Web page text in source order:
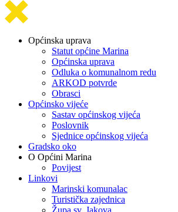
Općinska uprava
Statut općine Marina
Općinska uprava
Odluka o komunalnom redu
ARKOD potvrde
Obrasci
Općinsko vijeće
Sastav općinskog vijeća
Poslovnik
Sjednice općinskog vijeća
Gradsko oko
O Općini Marina
Povijest
Linkovi
Marinski komunalac
Turistička zajednica